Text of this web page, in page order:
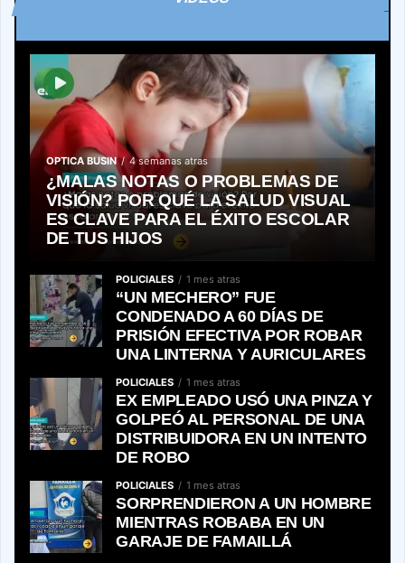
OPTICA BUSIN 4 semanas atras
¿MALAS NOTAS O PROBLEMAS DE
VISIÓN? POR QUÉ LA SALUD VISUAL
ES CLAVE PARA EL ÉXITO ESCOLAR
DE TUS HIJOS
POLICIALES 1 mes atras
“UN MECHERO” FUE
CONDENADO A 60 DÍAS DE
PRISIÓN EFECTIVA POR ROBAR
UNA LINTERNA Y AURICULARES
POLICIALES 1 mes atras
EX EMPLEADO USÓ UNA PINZA Y
GOLPEÓ AL PERSONAL DE UNA
DISTRIBUIDORA EN UN INTENTO
DE ROBO
POLICIALES 1 mes atras
SORPRENDIERON A UN HOMBRE
MIENTRAS ROBABA EN UN
GARAJE DE FAMAILLÁ